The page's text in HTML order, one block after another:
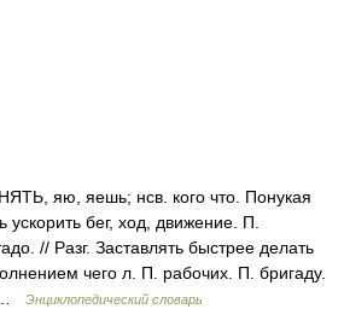
яю, яешь; нсв. кого что. Понукая
ускорить бег, ход, движение. П.
// Разг. Заставлять быстрее делать
чего л. П. рабочих. П. бригаду.
…
Энциклопедический словарь